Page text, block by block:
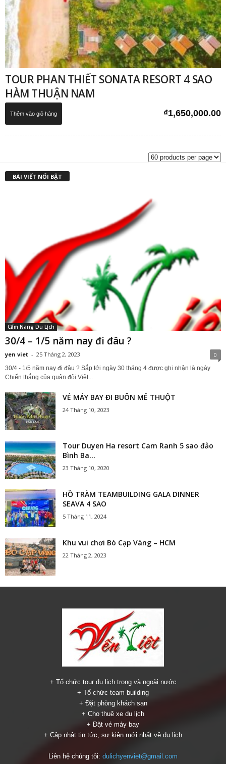
TOUR PHAN THIẾT SONATA RESORT 4 SAO
HÀM THUẬN NAM
₫1,650,000.00
Thêm vào giỏ hàng
BÀI VIẾT NỔI BẬT
Cẩm Nang Du Lịch
30/4 – 1/5 năm nay đi đâu ?
yen viet - 25 Tháng 2, 2023 0
30/4 - 1/5 năm nay đi đâu ? Sắp tới ngày 30 tháng 4 được ghi nhận là ngày
Chiến thắng của quân đội Việt...
VÉ MÁY BAY ĐI BUÔN MÊ THUỘT
24 Tháng 10, 2023
Tour Duyen Ha resort Cam Ranh 5 sao đảo
Bình Ba...
23 Tháng 10, 2020
HỒ TRÀM TEAMBUILDING GALA DINNER
SEAVA 4 SAO
5 Tháng 11, 2024
Khu vui chơi Bò Cạp Vàng – HCM
22 Tháng 2, 2023
+ Tổ chức tour du lịch trong và ngoài nước
+ Tổ chức team building
+ Đặt phòng khách sạn
+ Cho thuê xe du lịch
+ Đặt vé máy bay
+ Cập nhật tin tức, sự kiện mới nhất về du lịch
Liên hệ chúng tôi: dulichyenviet@gmail.com